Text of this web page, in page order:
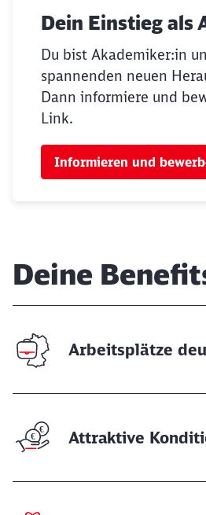
Dein Einstieg als
Du bist Akademiker:in
spannenden neuen
Dann informiere und
Link.
Informieren und
Deine
Arbeitsplätze
Attraktive